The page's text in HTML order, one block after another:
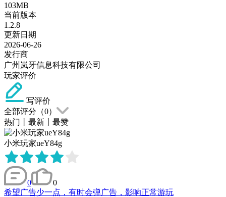
103MB
当前版本
1.2.8
更新日期
2026-06-26
发行商
广州岚牙信息科技有限公司
玩家评价
写评价
全部评分（0）
热门
最新 最赞
小米玩家ueY84g
0
0
希望广告少一点，有时会弹广告，影响正常游玩